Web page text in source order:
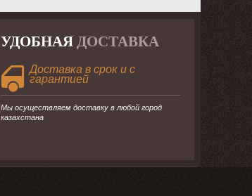
УДОБНАЯ ДОСТАВКА
Доставка в срок и с
гарантией
Мы осуществляем доставку в любой город
казахстана